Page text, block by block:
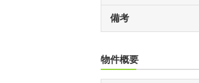
備考
物件概要